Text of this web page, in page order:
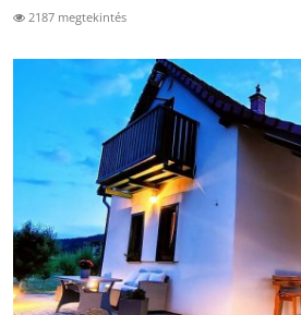
2187 megtekintés